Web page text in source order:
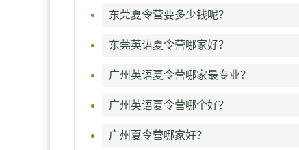
东莞夏令营要多少钱呢？
东莞英语夏令营哪家好？
广州英语夏令营哪家最专业？
广州英语夏令营哪个好？
广州夏令营哪家好？